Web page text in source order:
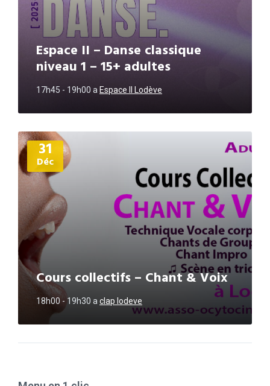
Espace II – Danse classique
niveau 1 – 15+ adultes
17h45 - 19h00 a Espace II Lodève
31
Déc
Cours collectifs – Chant & Voix
18h00 - 19h30 aclap lodeve
Plus
d'informations